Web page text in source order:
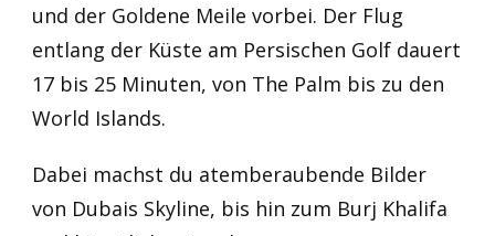
und der Goldene Meile vorbei. Der Flug
entlang der Küste am Persischen Golf dauert
17 bis 25 Minuten, von The Palm bis zu den
World Islands.
Dabei machst du atemberaubende Bilder
von Dubais Skyline, bis hin zum Burj Khalifa